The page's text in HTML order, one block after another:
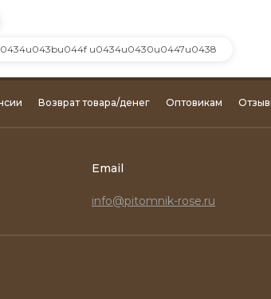
u0434u0430u0447u0438
Возврат товара/денег Оптовикам
Email
info@pitomnik-rose.ru